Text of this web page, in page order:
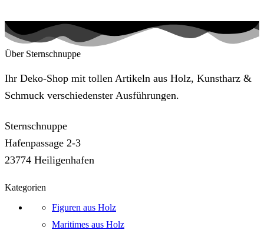
Über Sternschnuppe
Ihr Deko-Shop mit tollen Artikeln aus Holz, Kunstharz &
Schmuck verschiedenster Ausführungen.
Sternschnuppe
Hafenpassage 2-3
23774 Heiligenhafen
Kategorien
Figuren aus Holz
Maritimes aus Holz